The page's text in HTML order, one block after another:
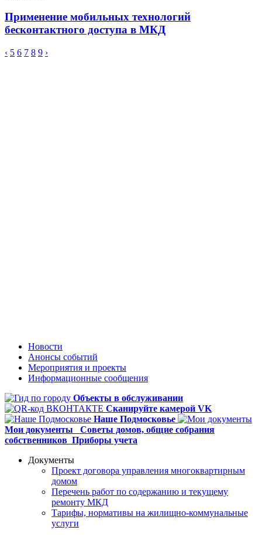
Применение мобильных технологий
бесконтактного доступа в МКД
‹ 5 6 7 8 9 ›
Новости
Анонсы событий
Мероприятия и проекты
Информационные сообщения
Объекты в обслуживании
Сканируйте камерой VK
Наше Подмосковье
Мои документы
Советы домов, общие собрания
собственников Приборы учета
Документы
Проект договора управления многоквартирным
домом
Перечень работ по содержанию и текущему
ремонту МКД
Тарифы, нормативы на жилищно-коммунальные
услуги